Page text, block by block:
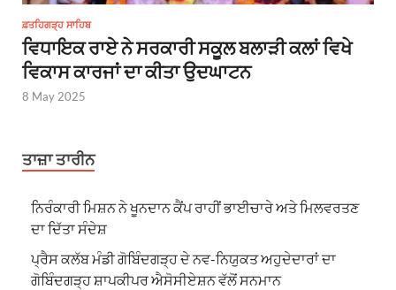
ਫ਼ਤਹਿਗੜ੍ਹ ਸਾਹਿਬ
ਵਿਧਾਇਕ ਰਾਏ ਨੇ ਸਰਕਾਰੀ ਸਕੂਲ ਬਲਾੜੀ ਕਲਾਂ ਵਿਖੇ
ਵਿਕਾਸ ਕਾਰਜਾਂ ਦਾ ਕੀਤਾ ਉਦਘਾਟਨ
8 May 2025
ਤਾਜ਼ਾ ਤਾਰੀਨ
ਨਿਰੰਕਾਰੀ ਮਿਸ਼ਨ ਨੇ ਖੂਨਦਾਨ ਕੈਂਪ ਰਾਹੀਂ ਭਾਈਚਾਰੇ ਅਤੇ ਮਿਲਵਰਤਣ
ਦਾ ਦਿੱਤਾ ਸੰਦੇਸ਼
ਪ੍ਰੈਸ ਕਲੱਬ ਮੰਡੀ ਗੋਬਿੰਦਗੜ੍ਹ ਦੇ ਨਵ-ਨਿਯੁਕਤ ਅਹੁਦੇਦਾਰਾਂ ਦਾ
ਗੋਬਿੰਦਗੜ੍ਹ ਸ਼ਾਪਕੀਪਰ ਐਸੋਸੀਏਸ਼ਨ ਵੱਲੋਂ ਸਨਮਾਨ